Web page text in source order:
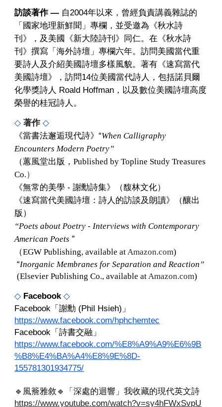
訪談著作 — 自2004年以來，曾經負責講義雜誌的
「國家地理新鮮聞」專欄，並受邀為《秋水詩
刊》，及美國《新大陸詩刊》同仁。在《秋水詩
刊》撰寫「海外詩壇」專欄六年。訪問美國當代重
要詩人及介紹美國詩壇多樣風貌。著有《速寫當代
美國詩壇》，訪問14位美國當代詩人，包括諾貝爾
化學獎詩人 Roald Hoffman，以及數位美國詩壇高度
榮譽的桂冠詩人。
◇著作◇
《當書法邂逅現代詩》“When Calligraphy
Encounters Modern Poetry”
（蕙風堂出版，Published by Topline Study Treasures
Co.）
《無常的美學 - 謝勳詩集》（馥林文化）
《速寫當代美國詩壇：詩人的訪談及朗讀》（釀出
版）
“Poets about Poetry - Interviews with Contemporary
American Poets ”
（EGW Publishing, available atAmazon.com)
“Inorganic Membranes for Separation and Reaction”
(Elsevier Publishing Co., available atAmazon.com)
◇ Facebook ◇
Facebook「謝勳 (Phil Hsieh)」
https://www.facebook.com/hphchemtec
Facebook「詩書交融」
https://www.facebook.com/%E8%A9%A9%E6%9B
%B8%E4%BA%A4%E8%9E%8D-
155781301934775/
🔹️ 風簷雅敘 🔹️
「深處的迴響」我收藏的現代英文詩
https://www.youtube.com/watch?v=sy4hFWxSvpU